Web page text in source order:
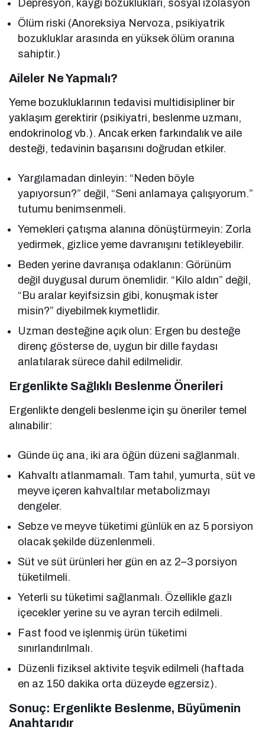
Depresyon, kaygı bozuklukları, sosyal izolasyon
Ölüm riski (Anoreksiya Nervoza, psikiyatrik
bozukluklar arasında en yüksek ölüm oranına
sahiptir.)
Aileler Ne Yapmalı?
Yeme bozukluklarının tedavisi multidisipliner bir
yaklaşım gerektirir (psikiyatri, beslenme uzmanı,
endokrinolog vb.). Ancak erken farkındalık ve aile
desteği, tedavinin başarısını doğrudan etkiler.
Yargılamadan dinleyin: “Neden böyle
yapıyorsun?” değil, “Seni anlamaya çalışıyorum.”
tutumu benimsenmeli.
Yemekleri çatışma alanına dönüştürmeyin: Zorla
yedirmek, gizlice yeme davranışını tetikleyebilir.
Beden yerine davranışa odaklanın: Görünüm
değil duygusal durum önemlidir. “Kilo aldın” değil,
“Bu aralar keyifsizsin gibi, konuşmak ister
misin?” diyebilmek kıymetlidir.
Uzman desteğine açık olun: Ergen bu desteğe
direnç gösterse de, uygun bir dille faydası
anlatılarak sürece dahil edilmelidir.
Ergenlikte Sağlıklı Beslenme Önerileri
Ergenlikte dengeli beslenme için şu öneriler temel
alınabilir:
Günde üç ana, iki ara öğün düzeni sağlanmalı.
Kahvaltı atlanmamalı. Tam tahıl, yumurta, süt ve
meyve içeren kahvaltılar metabolizmayı
dengeler.
Sebze ve meyve tüketimi günlük en az 5 porsiyon
olacak şekilde düzenlenmeli.
Süt ve süt ürünleri her gün en az 2–3 porsiyon
tüketilmeli.
Yeterli su tüketimi sağlanmalı. Özellikle gazlı
içecekler yerine su ve ayran tercih edilmeli.
Fast food ve işlenmiş ürün tüketimi
sınırlandırılmalı.
Düzenli fiziksel aktivite teşvik edilmeli (haftada
en az 150 dakika orta düzeyde egzersiz).
Sonuç: Ergenlikte Beslenme, Büyümenin
Anahtarıdır